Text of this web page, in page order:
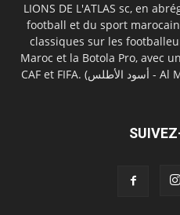
LIONS DE L'ATLAS sc, en
football et du sport
classiques sur les
Maroc et la Botola Pro, avec